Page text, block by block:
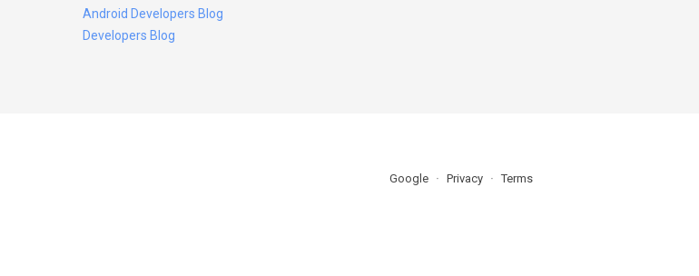
Android Developers Blog
Developers Blog
Google Privacy Terms